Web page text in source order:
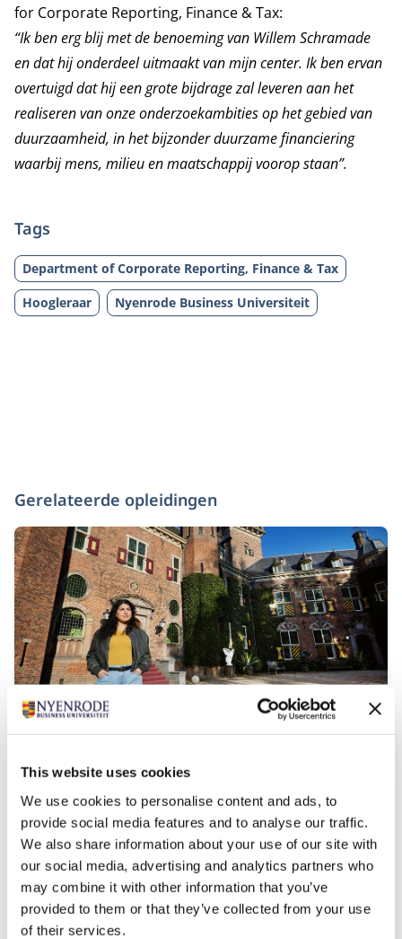
This website uses cookies
We use cookies to personalise content and ads, to
provide social media features and to analyse our traffic.
We also share information about your use of our site with
our social media, advertising and analytics partners who
may combine it with other information that you’ve
provided to them or that they’ve collected from your use
of their services.
for Corporate Reporting, Finance & Tax:
“Ik ben erg blij met de benoeming van Willem Schramade
en dat hij onderdeel uitmaakt van mijn center. Ik ben ervan
overtuigd dat hij een grote bijdrage zal leveren aan het
realiseren van onze onderzoekambities op het gebied van
duurzaamheid, in het bijzonder duurzame financiering
waarbij mens, milieu en maatschappij voorop staan”.
Tags
Department of Corporate Reporting, Finance & Tax
Hoogleraar
Nyenrode Business Universiteit
Gerelateerde opleidingen
(Pre-) Master of Science in
Management | Full-time
Startdatum:
augustus 2027
Taal:
Engels
Locatie:
Amsterdam
Breukelen
Deze master in management duurt 16 maanden